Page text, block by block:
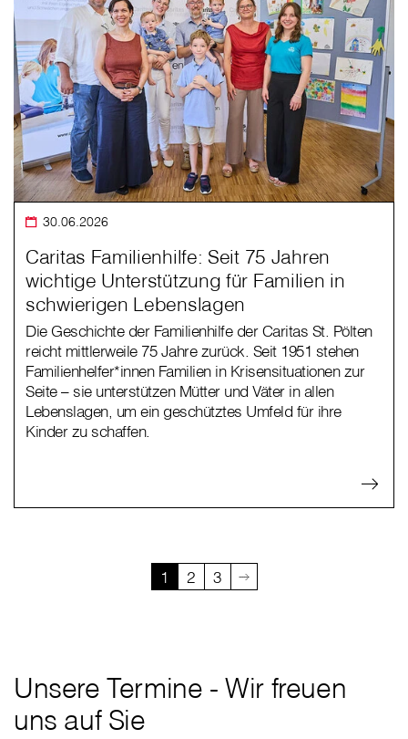
30.06.2026
Caritas Familienhilfe: Seit 75 Jahren
wichtige Unterstützung für Familien in
schwierigen Lebenslagen
Die Geschichte der Familienhilfe der Caritas St. Pölten
reicht mittlerweile 75 Jahre zurück. Seit 1951 stehen
Familienhelfer*innen Familien in Krisensituationen zur
Seite – sie unterstützen Mütter und Väter in allen
Lebenslagen, um ein geschütztes Umfeld für ihre
Kinder zu schaffen.
1 2 3
Unsere Termine - Wir freuen
uns auf Sie